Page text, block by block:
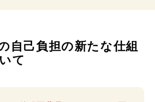
自己負担の新たな仕組
て